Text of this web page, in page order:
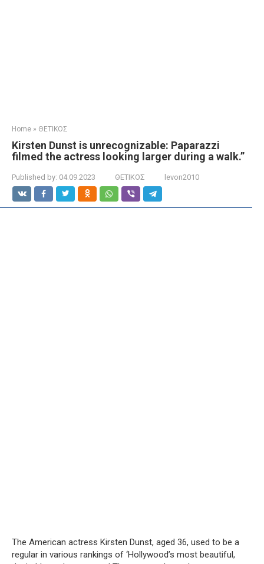
Home » ΘΕΤΙΚΟΣ
Kirsten Dunst is unrecognizable: Paparazzi
filmed the actress looking larger during a walk.”
Published by: 04.09.2023 ΘΕΤΙΚΟΣ levon2010
The American actress Kirsten Dunst, aged 36, used to be a
regular in various rankings of ‘Hollywood’s most beautiful,